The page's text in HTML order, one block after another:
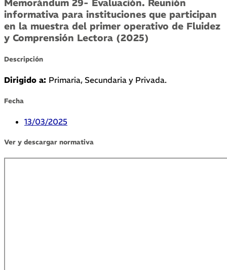
Memorándum 29- Evaluación. Reunión
informativa para instituciones que participan
en la muestra del primer operativo de Fluidez
y Comprensión Lectora (2025)
Descripción
Dirigido a: Primaria, Secundaria y Privada.
Fecha
13/03/2025
Ver y descargar normativa